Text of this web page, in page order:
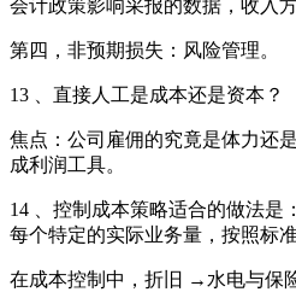
会计政策影响采报的数据，收入
第四，非预期损失：风险管理。
13 、直接人工是成本还是资本？
焦点：公司雇佣的究竟是体力还
成利润工具。
14 、控制成本策略适合的做法是
每个特定的实际业务量，按照标
在成本控制中，折旧 →水电与保